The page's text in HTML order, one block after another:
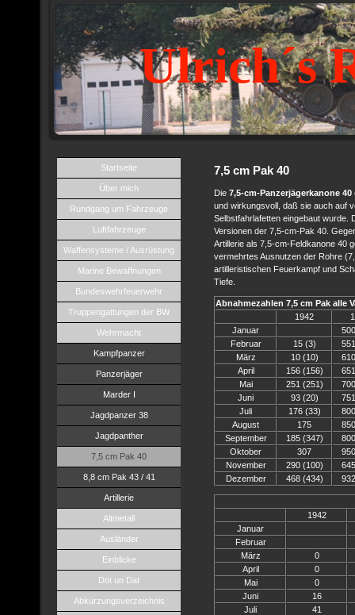
Ulrich´s
Startseite
Über mich
Rundgang um Fahrzeuge
Luftfahrzeuge
Waffensysteme / Ausrüstung
Marine Bewaffnungen
Bundeswehrfeuerwehr
Truppengattungen der BW
Wehrmacht
Kampfpanzer
Panzerjäger
Marder I
Jagdpanzer 38
Jagdpanther
7,5 cm Pak 40
8,8 cm Pak 43 / 41
Artillerie
Altmetall
Ausländer
Einblicke
Döt un Dat
Abkürzungsverzeichnis
7,5 cm Pak 40
Die 7,5-cm-Panzerjägerkanone 40
und wirkungsvoll, daß sie auch auf
Selbstfahrlafetten eingebaut wurde.
Versionen der 7,5-cm-Pak 40.
Artillerie als 7,5-cm-Feldkanone 40
vermehrtes Ausnutzen der Rohre
artilleristischen Feuerkampf und
Tiefe.
Abnahmezahlen 7,5 cm Pak alle
1942
Januar
Februar
15 (3)
März
10 (10)
April
156 (156)
Mai
251 (251)
Juni
93 (20)
Juli
176 (33)
August
175
September
185 (347)
Oktober
307
November
290 (100)
Dezember
468 (434)
1942
Januar
Februar
März
0
April
0
Mai
0
Juni
16
Juli
41